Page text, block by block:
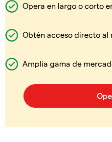
Opera en largo o corto
Obtén acceso directo al
Amplia gama de